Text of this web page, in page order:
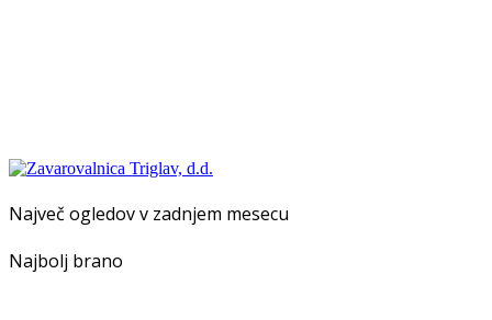
Največ ogledov v zadnjem mesecu
Najbolj brano